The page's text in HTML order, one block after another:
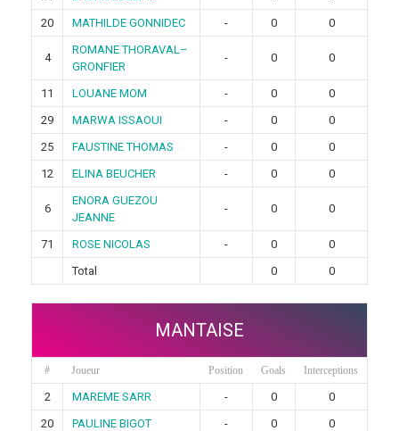
20
MATHILDE GONNIDEC - 0 0
4
ROMANE THORAVAL–
GRONFIER
- 0 0
11 LOUANE MOM - 0
0
29
MARWA ISSAOUI - 0
0
25
FAUSTINE THOMAS - 0
0
12
ELINA BEUCHER - 0 0
6
ENORA GUEZOU
JEANNE
- 0 0
71 ROSE NICOLAS - 0
0
Total
0 0
MANTAISE
# Joueur Position Goals Interceptions
2 MAREME SARR - 0
0
20
PAULINE BIGOT - 0
0